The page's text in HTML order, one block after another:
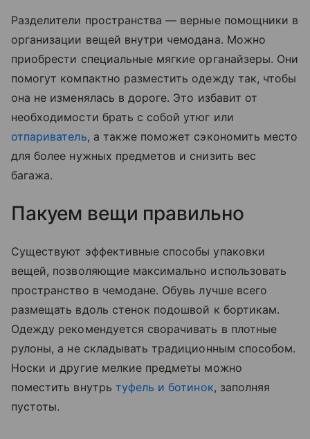
Разделители пространства — верные помощники в
организации вещей внутри чемодана. Можно
приобрести специальные мягкие органайзеры. Они
помогут компактно разместить одежду так, чтобы
она не изменялась в дороге. Это избавит от
необходимости брать с собой утюг или
отпариватель, а также поможет сэкономить место
для более нужных предметов и снизить вес
багажа.
Пакуем вещи правильно
Существуют эффективные способы упаковки
вещей, позволяющие максимально использовать
пространство в чемодане. Обувь лучше всего
размещать вдоль стенок подошвой к бортикам.
Одежду рекомендуется сворачивать в плотные
рулоны, а не складывать традиционным способом.
Носки и другие мелкие предметы можно
поместить внутрь туфель и ботинок, заполняя
пустоты.